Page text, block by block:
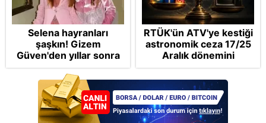
Selena hayranları
şaşkın! Gizem
Güven'den yıllar sonra
gelen Cansu Demirci
itirafı! "Konuşmuyoruz"
RTÜK'ün ATV'ye kestiği
astronomik ceza 17/25
Aralık dönemini
anımsattı! Milli yayınlara
"yaptırım" kıskacı:
Turkuvaz Medya neden
hedefte?